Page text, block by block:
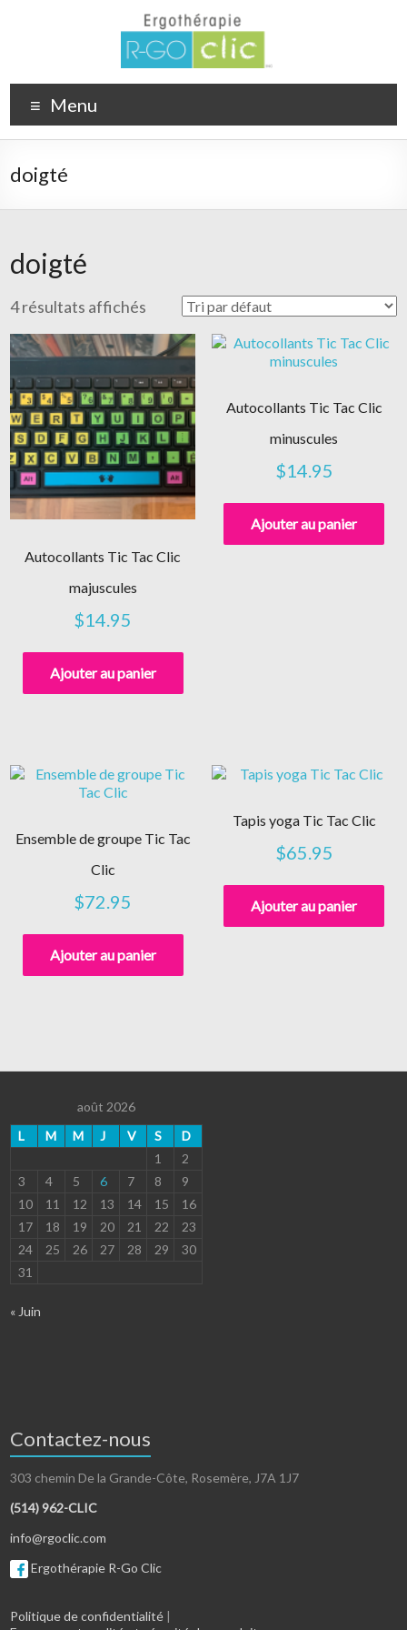
Menu
doigté
doigté
4 résultats affichés
Autocollants Tic Tac Clic
majuscules
$14.95
Ajouter au panier
Autocollants Tic Tac Clic
minuscules
$14.95
Ajouter au panier
Ensemble de groupe Tic Tac
Clic
$72.95
Ajouter au panier
Tapis yoga Tic Tac Clic
$65.95
Ajouter au panier
août 2026
L
M M J V S
D
1
2
3
4 5 6 7 8
9
10
11 12 13 14 15
16
17
18 19 20 21 22
23
24
25 26 27 28 29
30
31
« Juin
Contactez-nous
303 chemin De la Grande-Côte, Rosemère, J7A 1J7
(514) 962-CLIC
info@rgoclic.com
Ergothérapie R-Go Clic
Politique de confidentialité |